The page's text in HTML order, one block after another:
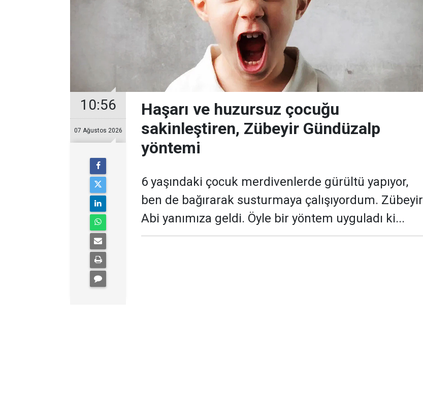
10:56
07 Ağustos 2026
Haşarı ve huzursuz çocuğu
sakinleştiren, Zübeyir Gündüzalp
yöntemi
6 yaşındaki çocuk merdivenlerde gürültü yapıyor,
ben de bağırarak susturmaya çalışıyordum. Zübeyir
Abi yanımıza geldi. Öyle bir yöntem uyguladı ki...